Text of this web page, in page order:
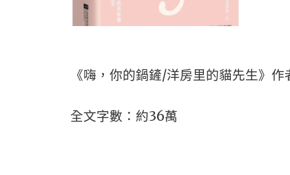
《嗨，你的鍋鏟/洋房里的貓先生》作
全文字數：約36萬